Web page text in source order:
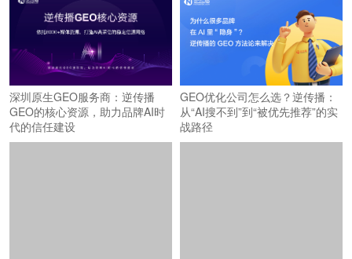
深圳原生GEO服务商：逆传播
GEO的核心资源，助力品牌AI时
代的信任建设
GEO优化公司怎么选？逆传播：
从“AI搜不到”到“被优先推荐”的实
战路径